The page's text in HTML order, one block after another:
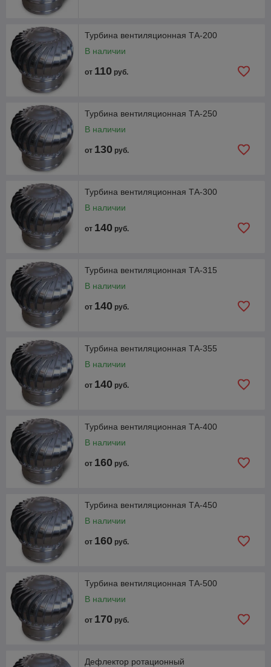
Турбина вентиляционная ТА-200
В наличии
от 110 руб.
Турбина вентиляционная ТА-250
В наличии
от 130 руб.
Турбина вентиляционная ТА-300
В наличии
от 140 руб.
Турбина вентиляционная ТА-315
В наличии
от 140 руб.
Турбина вентиляционная ТА-355
В наличии
от 140 руб.
Турбина вентиляционная ТА-400
В наличии
от 160 руб.
Турбина вентиляционная ТА-450
В наличии
от 160 руб.
Турбина вентиляционная ТА-500
В наличии
от 170 руб.
Дефлектор ротационный